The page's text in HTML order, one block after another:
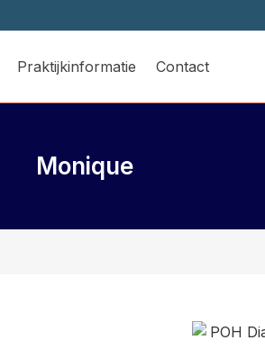
Praktijkinformatie Contact
Monique